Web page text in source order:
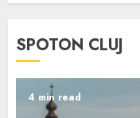
SPOTON CLUJ
4 min read